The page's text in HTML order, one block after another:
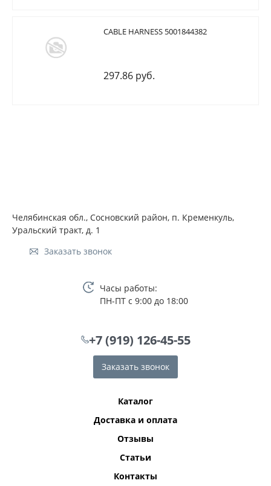
CABLE HARNESS 5001844382
297.86 руб.
Челябинская обл., Сосновский район, п. Кременкуль,
Уральский тракт, д. 1
Заказать звонок
Часы работы:
ПН-ПТ с 9:00 до 18:00
+7 (919) 126-45-55
Заказать звонок
Каталог
Доставка и оплата
Отзывы
Статьи
Контакты